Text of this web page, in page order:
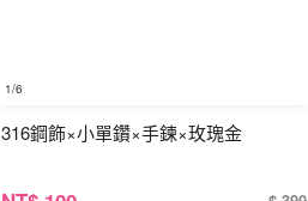
1/6
316鋼飾×小單鑽×手鍊×玫瑰金